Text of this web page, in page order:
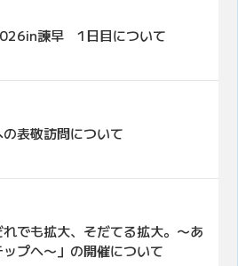
諫早 1日目について
の表敬訪問について
でも拡大、そだてる拡大。〜あ
プへ〜」の開催について